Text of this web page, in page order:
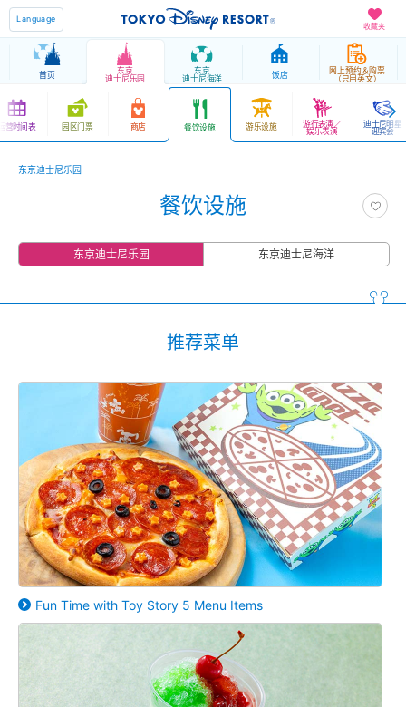
收藏夹
Language
首页 东京
迪士尼乐园
东京
迪士尼海洋 饭店 网上预约＆购票
（只用英文）
营时间表 园区门票 商店 餐饮设施 游乐设施 游行表演／
娱乐表演
迪士尼明星
迎宾会
东京迪士尼乐园
餐饮设施
东京迪士尼乐园 东京迪士尼海洋
推荐菜单
Fun Time with Toy Story 5 Menu Items